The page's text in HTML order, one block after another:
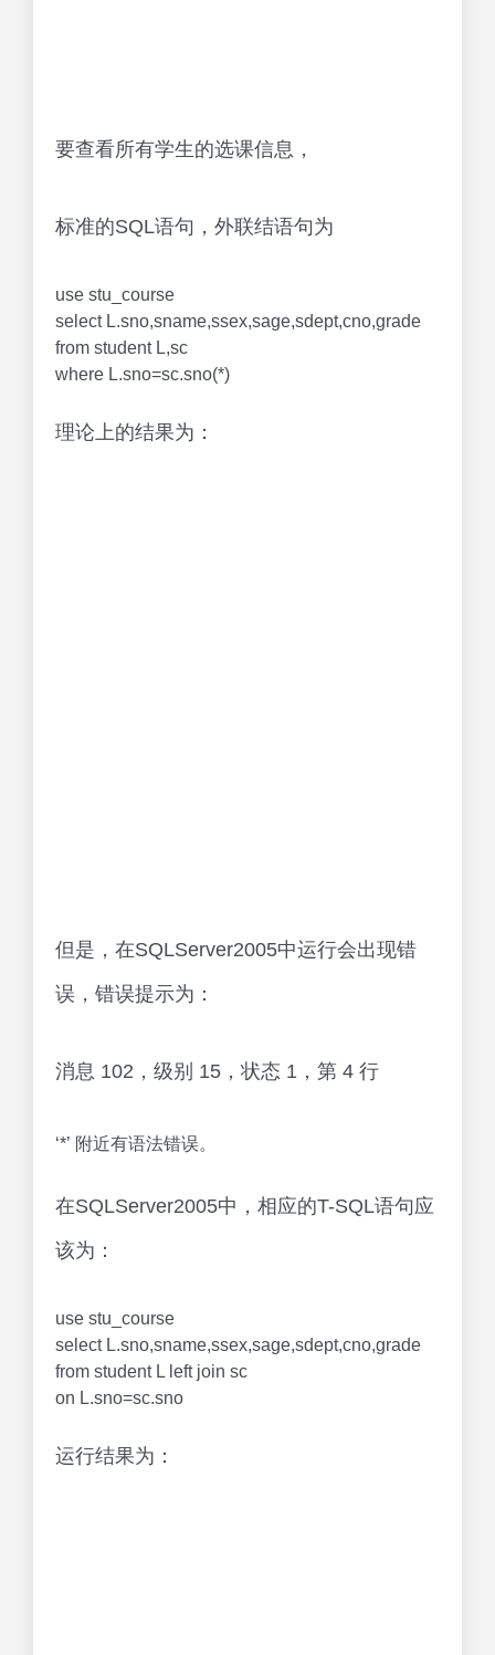
要查看所有学生的选课信息，
标准的SQL语句，外联结语句为
use stu_course
select L.sno,sname,ssex,sage,sdept,cno,grade
from student L,sc
where L.sno=sc.sno(*)
理论上的结果为：
但是，在SQLServer2005中运行会出现错
误，错误提示为：
消息 102，级别 15，状态 1，第 4 行
‘*’ 附近有语法错误。
在SQLServer2005中，相应的T-SQL语句应
该为：
use stu_course
select L.sno,sname,ssex,sage,sdept,cno,grade
from student L left join sc
on L.sno=sc.sno
运行结果为：